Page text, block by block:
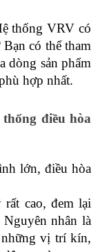
thống VRV có
có thể tham
dòng sản phẩm
hợp nhất.
điều hòa
lớn, điều hòa
cao, đem lại
nhân là
những vị trí kín,